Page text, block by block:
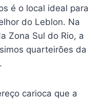
é o local ideal para
do Leblon. Na
Zona Sul do Rio, a
quarteirões da
carioca que a